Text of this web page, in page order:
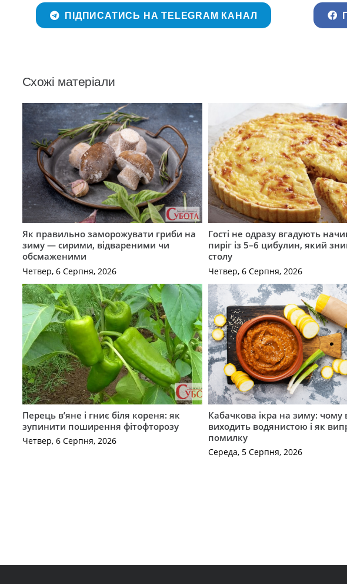
ПІДПИСАТИСЬ НА TELEGRAM КАНАЛ
Схожі матеріали
Як правильно заморожувати гриби на
зиму — сирими, відвареними чи
обсмаженими
Четвер, 6 Серпня, 2026
Гості не одразу вгадують
пиріг із 5–6 цибулин, який
столу
Четвер, 6 Серпня, 2026
Перець в’яне і гниє біля кореня: як
зупинити поширення фітофторозу
Четвер, 6 Серпня, 2026
Кабачкова ікра на зиму: чому
виходить водянистою і як
помилку
Середа, 5 Серпня, 2026